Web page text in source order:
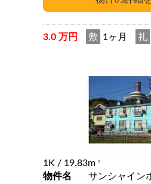
3.0 万円 敷 1ヶ月 礼
1K / 19.83m 2
物件名
サンシャイン